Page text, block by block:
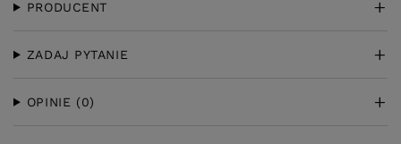
PRODUCENT
ZADAJ PYTANIE
OPINIE (0)